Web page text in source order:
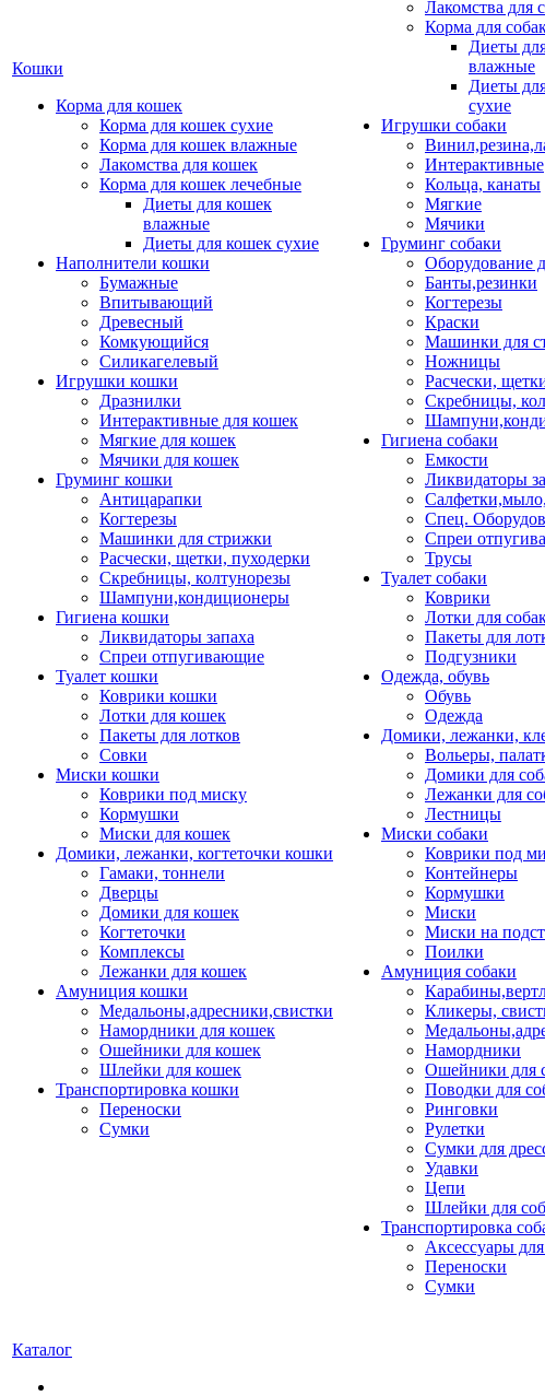
Кошки
Корма для кошек
Корма для кошек сухие
Корма для кошек влажные
Лакомства для кошек
Корма для кошек лечебные
Диеты для кошек
влажные
Диеты для кошек сухие
Наполнители кошки
Бумажные
Впитывающий
Древесный
Комкующийся
Силикагелевый
Игрушки кошки
Дразнилки
Интерактивные для кошек
Мягкие для кошек
Мячики для кошек
Груминг кошки
Антицарапки
Когтерезы
Машинки для стрижки
Расчески, щетки, пуходерки
Скребницы, колтунорезы
Шампуни,кондиционеры
Гигиена кошки
Ликвидаторы запаха
Спреи отпугивающие
Туалет кошки
Коврики кошки
Лотки для кошек
Пакеты для лотков
Совки
Миски кошки
Коврики под миску
Кормушки
Миски для кошек
Домики, лежанки, когтеточки кошки
Гамаки, тоннели
Дверцы
Домики для кошек
Когтеточки
Комплексы
Лежанки для кошек
Амуниция кошки
Медальоны,адресники,свистки
Намордники для кошек
Ошейники для кошек
Шлейки для кошек
Транспортировка кошки
Переноски
Сумки
Лакомства для
Корма для
Диеты
влажные
Диеты
сухие
Игрушки собаки
Интерактивные
Кольца, канаты
Мягкие
Мячики
Груминг собаки
Оборудование
Банты,резинки
Когтерезы
Краски
Машинки для
Ножницы
Расчески,
Скребницы,
Гигиена собаки
Емкости
Ликвидаторы
Спец.
Спреи
Трусы
Туалет собаки
Коврики
Лотки для
Пакеты для
Подгузники
Одежда, обувь
Обувь
Одежда
Домики, лежанки,
Вольеры,
Домики для
Лежанки для
Лестницы
Миски собаки
Коврики под
Контейнеры
Кормушки
Миски
Миски на
Поилки
Амуниция собаки
Кликеры,
Намордники
Ошейники для
Поводки для
Ринговки
Рулетки
Сумки для
Удавки
Цепи
Шлейки для
Транспортировка
Аксессуары
Переноски
Сумки
Каталог